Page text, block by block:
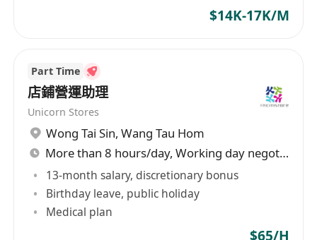
$14K-17K/M
Part Time
店鋪營運助理
Unicorn Stores
Wong Tai Sin, Wang Tau Hom
More than 8 hours/day, Working day negotiable
13-month salary, discretionary bonus
Birthday leave, public holiday
Medical plan
$65/H